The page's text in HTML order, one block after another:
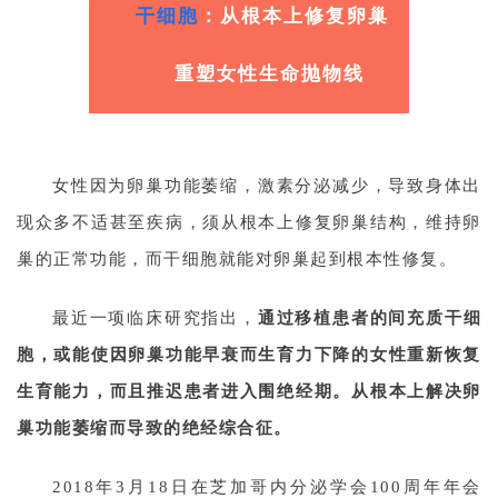
床
化
会
展
动
登录 注册
干细胞 ：从根本上修复卵巢
重塑女性生命抛物线
女性因为卵巢功能萎缩，激素分泌减少，导致身体出
现众多不适甚至疾病，须从根本上修复卵巢结构，维持卵
巢的正常功能，而干细胞就能对卵巢起到根本性修复。
最近一项临床研究指出， 通过移植患者的间充质干细
胞，或能使因卵巢功能早衰而生育力下降的女性重新恢复
生育能力，而且推迟患者进入围绝经期。从根本上解决卵
巢功能萎缩而导致的绝经综合征。
2018年3月18日在芝加哥内分泌学会100周年年会